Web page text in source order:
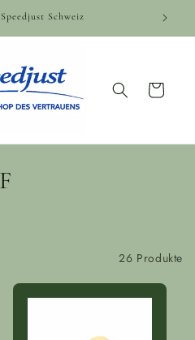
Schweiz
Warenkorb
26 Produkte